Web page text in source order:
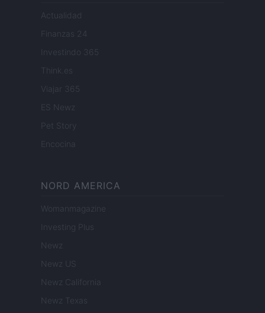
Actualidad
Finanzas 24
Investindo 365
Think.es
Viajar 365
ES Newz
Pet Story
Encocina
NORD AMERICA
Womanmagazine
Investing Plus
Newz
Newz US
Newz California
Newz Texas